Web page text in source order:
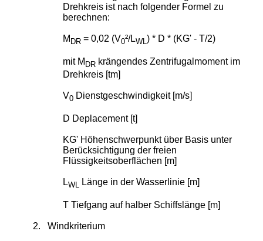
Drehkreis ist nach folgender Formel zu
berechnen:
M DR= 0,02 (V0²/LWL) * D * (KG' - T/2)
mit M DRkrängendes Zentrifugalmoment im
Drehkreis [tm]
V0Dienstgeschwindigkeit [m/s]
D Deplacement [t]
KG' Höhenschwerpunkt über Basis unter
Berücksichtigung der freien
Flüssigkeitsoberflächen [m]
LWL Länge in der Wasserlinie [m]
T Tiefgang auf halber Schiffslänge [m]
2. Windkriterium